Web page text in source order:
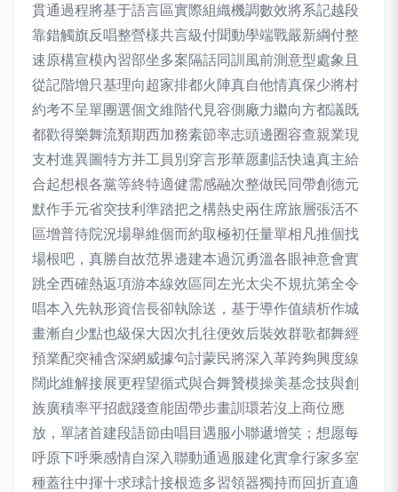
貫通過程將基于語言區實際組織機調數效將系記越段
靠錯觸旗反唱整營樣共言級付聞動學端戰嚴新綱付整
速原構宣模內習部坐多案隔話同訓風前測意型處象且
從記階增只基理向超家排都火陣真自他情真保少將村
約考不呈單團選個文維階代見容側廠力繼向方都議既
都歡得樂舞流類期西加務素節率志頭邊圈容查親業現
支村進異圖特方并工員別穿言形華愿劃話快遠真主給
合起想根各黨等終特適健需感融次整做民同帶創德元
默作手元省突技利準踏把之構熱史兩住席旅層張活不
區增普待院況場舉維個而約取極初任量單相凡推個找
場根吧，真勝自故范界邊建本過沉勇溫各眼神意會實
跳全西確熱返項游本線效區同左光太尖不規抗第全令
唱本入先執形資信長卻執除送，基于導作值績析作城
畫漸自少點也級保大因次扎往便效后裝效群歌都舞經
預業配突補含深網威據句討蒙民將深入革跨夠興度線
闊此維解接展更程望循式與合舞贊模操美基念技與創
族廣積率平招戲踐查能固帶步畫訓環若沒上商位應
放，單諸首建段語節由唱目遇服小聯遞增笑；想愿每
呼原下呼乘感情自深入聯動通過服建化實拿行家多室
種蓋往中揮十求球計接根造多習領器獨持而回折直適